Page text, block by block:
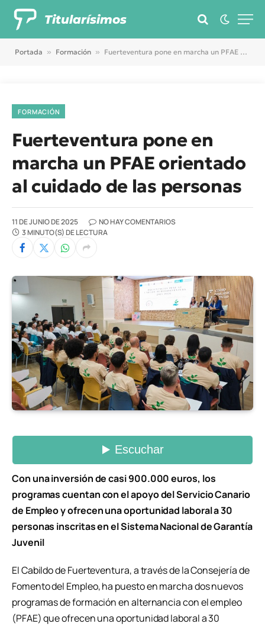
Titularísimos
Portada » Formación » Fuerteventura pone en marcha un PFAE orientado al cuidado de las personas
FORMACIÓN
Fuerteventura pone en
marcha un PFAE orientado
al cuidado de las personas
11 DE JUNIO DE 2025
NO HAY COMENTARIOS
3 MINUTO(S) DE LECTURA
Con una inversión de casi 900.000 euros, los
programas cuentan con el apoyo del Servicio Canario
de Empleo y ofrecen una oportunidad laboral a 30
personas inscritas en el Sistema Nacional de Garantía
Juvenil
El Cabildo de Fuerteventura, a través de la Consejería de
Fomento del Empleo, ha puesto en marcha dos nuevos
programas de formación en alternancia con el empleo
(PFAE) que ofrecen una oportunidad laboral a 30